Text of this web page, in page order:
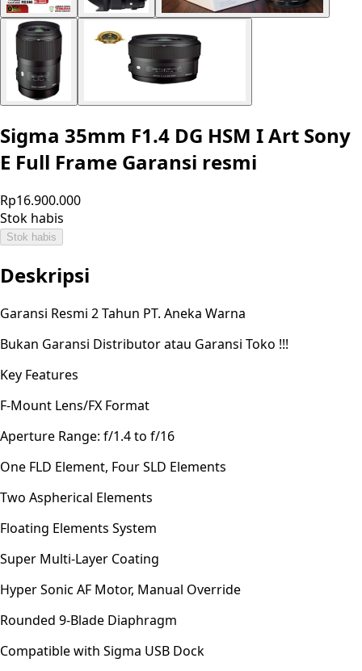
Sigma 35mm F1.4 DG HSM I Art Sony
E Full Frame Garansi resmi
Rp16.900.000
Stok habis
Stok habis
Deskripsi
Garansi Resmi 2 Tahun PT. Aneka Warna
Bukan Garansi Distributor atau Garansi Toko !!!
Key Features
F-Mount Lens/FX Format
Aperture Range: f/1.4 to f/16
One FLD Element, Four SLD Elements
Two Aspherical Elements
Floating Elements System
Super Multi-Layer Coating
Hyper Sonic AF Motor, Manual Override
Rounded 9-Blade Diaphragm
Compatible with Sigma USB Dock